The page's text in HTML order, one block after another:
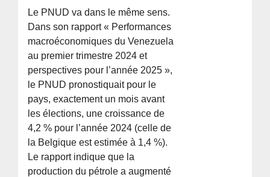
Le PNUD va dans le même sens.
Dans son rapport « Performances
macroéconomiques du Venezuela
au premier trimestre 2024 et
perspectives pour l’année 2025 »,
le PNUD pronostiquait pour le
pays, exactement un mois avant
les élections, une croissance de
4,2 % pour l’année 2024 (celle de
la Belgique est estimée à 1,4 %).
Le rapport indique que la
production du pétrole a augmenté